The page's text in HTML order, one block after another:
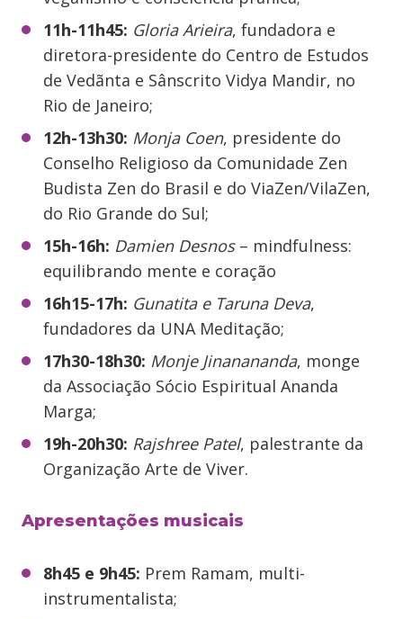
11h-11h45: Gloria Arieira, fundadora e
diretora-presidente do Centro de Estudos
de Vedãnta e Sânscrito Vidya Mandir, no
Rio de Janeiro;
12h-13h30: Monja Coen, presidente do
Conselho Religioso da Comunidade Zen
Budista Zen do Brasil e do ViaZen/VilaZen,
do Rio Grande do Sul;
15h-16h: Damien Desnos – mindfulness:
equilibrando mente e coração
16h15-17h: Gunatita e Taruna Deva,
fundadores da UNA Meditação;
17h30-18h30: Monje Jinanananda, monge
da Associação Sócio Espiritual Ananda
Marga;
19h-20h30: Rajshree Patel, palestrante da
Organização Arte de Viver.
Apresentações musicais
8h45 e 9h45: Prem Ramam, multi-
instrumentalista;